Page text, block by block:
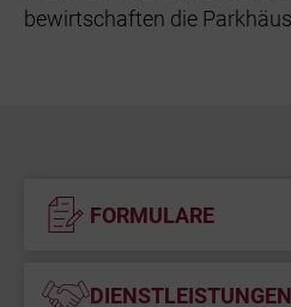
bewirtschaften die
FORMULARE
DIENSTLEISTUNGEN